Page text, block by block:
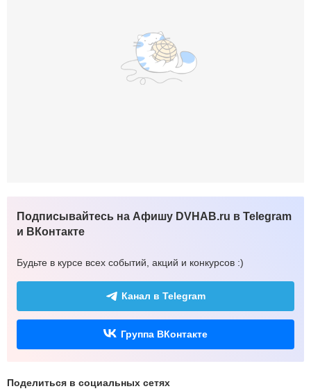
Подписывайтесь на Афишу DVHAB.ru в Telegram
и ВКонтакте
Будьте в курсе всех событий, акций и конкурсов :)
Канал в Telegram
Группа ВКонтакте
Поделиться в социальных сетях